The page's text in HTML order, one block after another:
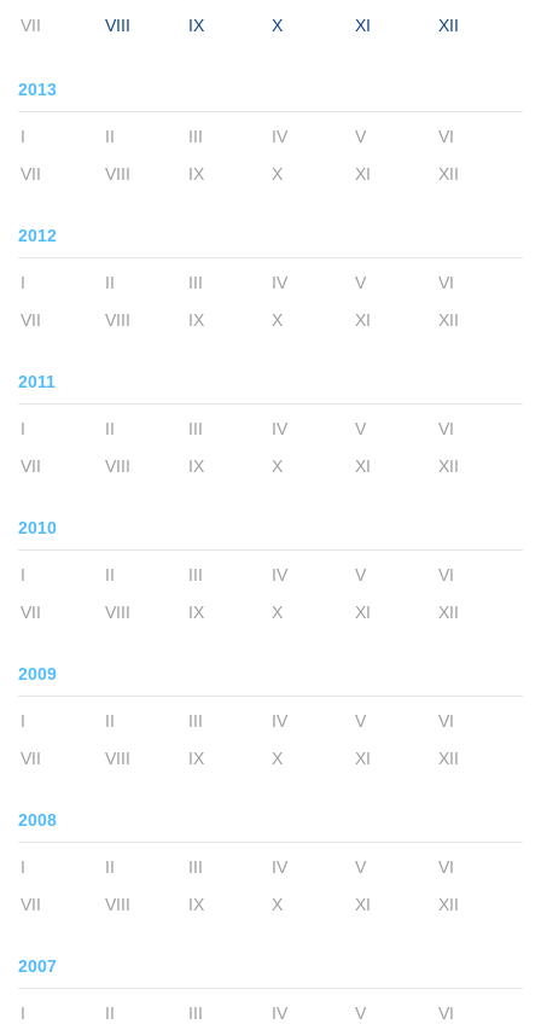
VII VIII IX X XI XII
2013
I II III IV V
VI
VII
VIII IX X XI XII
2012
I II III IV V
VI
VII
VIII IX X XI XII
2011
I II III IV V
VI
VII
VIII IX X XI XII
2010
I II III IV V
VI
VII
VIII IX X XI XII
2009
I II III IV V
VI
VII
VIII IX X XI XII
2008
I II III IV V
VI
VII
VIII IX X XI XII
2007
I II III IV V
VI